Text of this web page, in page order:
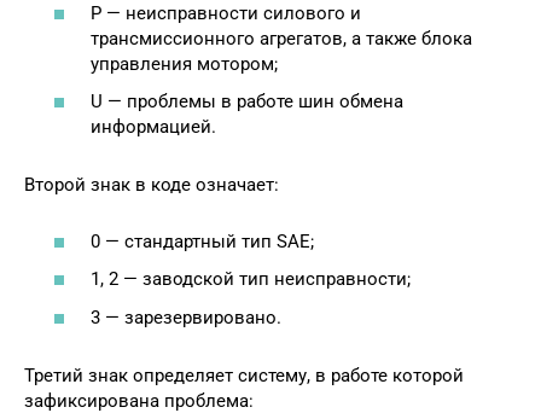
Р — неисправности силового и
трансмиссионного агрегатов, а также блока
управления мотором;
U — проблемы в работе шин обмена
информацией.
Второй знак в коде означает:
0 — стандартный тип SAE;
1, 2 — заводской тип неисправности;
3 — зарезервировано.
Третий знак определяет систему, в работе которой
зафиксирована проблема: